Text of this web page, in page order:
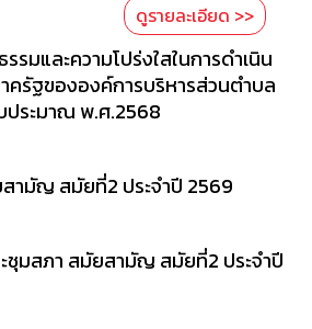
ดูรายละเอียด >>
รมและความโปร่งใสในการดำเนิน
ครัฐขององค์การบริหารส่วนตำบล
ประมาณ พ.ศ.2568
ามัญ สมัยที่2 ประจำปี 2569
ะชุมสภา สมัยสามัญ สมัยที่2 ประจำปี